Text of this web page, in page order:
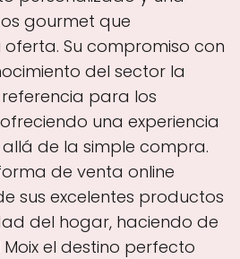
gourmet que
Su compromiso con
del sector la
para los
una experiencia
de la simple compra.
de venta online
sus excelentes productos
del hogar, haciendo de
el destino perfecto